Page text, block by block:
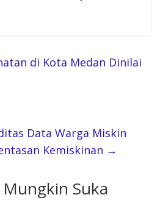
di Kota Medan Dinilai
Data Warga Miskin
Kemiskinan →
Mungkin Suka